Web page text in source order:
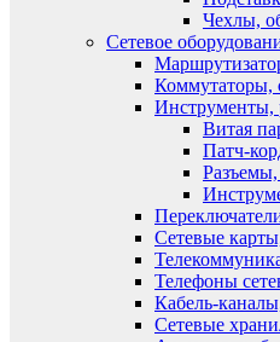
Чехлы,
Сетевое
Коммутаторы,
Инструменты,
Витая
Патч-
Разъемы,
Сетевые
Телефоны
Кабель-
Сетевые